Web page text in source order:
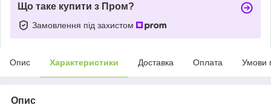
Що таке купити з Пром?
Замовлення під захистом
Опис Характеристики Доставка Оплата Умови
Опис